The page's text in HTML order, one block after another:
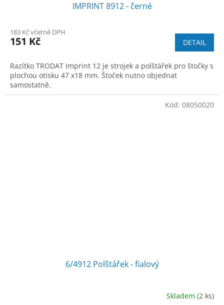
IMPRINT 8912 - černé
183 Kč včetně DPH
151 Kč DETAIL
Razítko TRODAT Imprint 12 je strojek a polštářek pro štočky s
plochou otisku 47 x18 mm. Štoček nutno objednat
samostatně.
6/4912 Polštářek - fialový
Skladem (2 ks)
Kód: 08050020